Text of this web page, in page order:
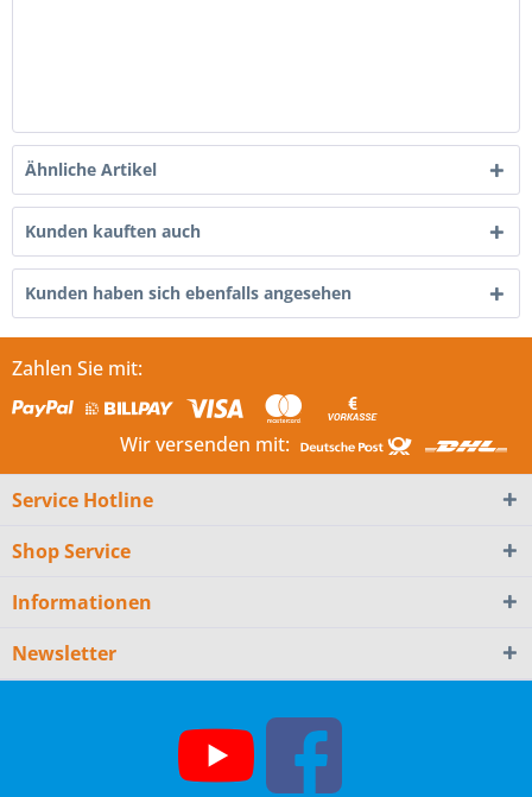
Ähnliche Artikel
Kunden kauften auch
Kunden haben sich ebenfalls angesehen
Zahlen Sie mit:
Wir versenden mit:
Service Hotline
Shop Service
Informationen
Newsletter